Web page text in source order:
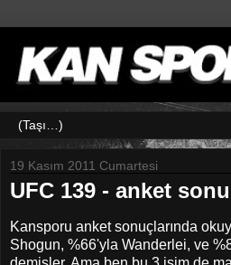
19 Kasım 2011 Cumartesi
UFC 139 - anket
Kansporu anket sonuçlarında
Shogun, %66'yla Wanderlei, ve